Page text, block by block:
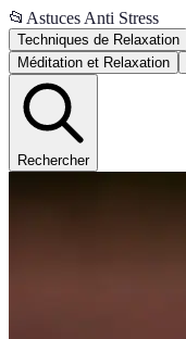
📂 Astuces Anti Stress
Techniques de Relaxation
Méditation et Relaxation
Rechercher